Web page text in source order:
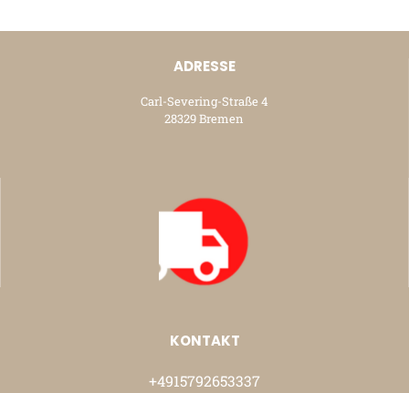
ADRESSE
Carl-Severing-Straße 4
28329 Bremen
KONTAKT
+4915792653337